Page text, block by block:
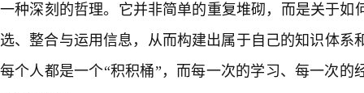
一种深刻的哲理。它并非简单的重复堆砌，而是关于如
选、整合与运用信息，从而构建出属于自己的知识体系
每个人都是一个“积积桶”，而每一次的学习、每一次的